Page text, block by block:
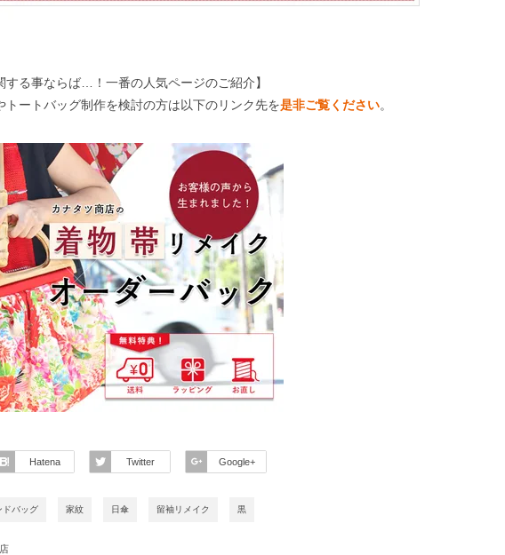
する事ならば…！一番の人気ページのご紹介】
トートバッグ制作を検討の方は以下のリンク先を是非ご覧ください。
Hatena Twitter Google+
ドバッグ 家紋 日傘 留袖リメイク 黒